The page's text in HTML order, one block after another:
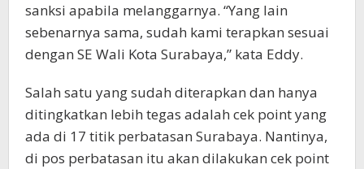
sanksi apabila melanggarnya. “Yang lain
sebenarnya sama, sudah kami terapkan sesuai
dengan SE Wali Kota Surabaya,” kata Eddy.
Salah satu yang sudah diterapkan dan hanya
ditingkatkan lebih tegas adalah cek point yang
ada di 17 titik perbatasan Surabaya. Nantinya,
di pos perbatasan itu akan dilakukan cek point